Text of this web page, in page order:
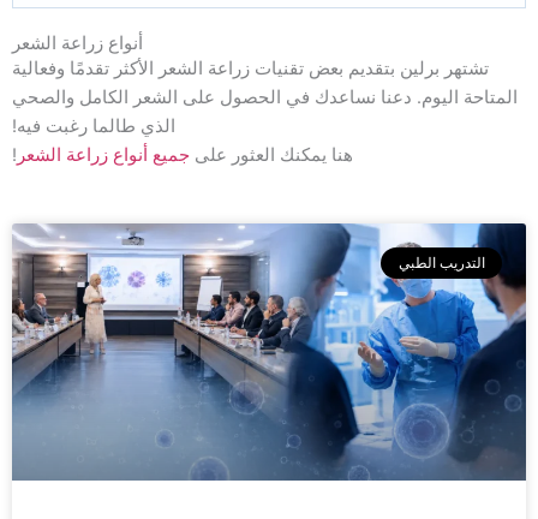
أنواع زراعة الشعر
تشتهر برلين بتقديم بعض تقنيات زراعة الشعر الأكثر تقدمًا وفعالية
المتاحة اليوم. دعنا نساعدك في الحصول على الشعر الكامل والصحي
الذي طالما رغبت فيه!
هنا يمكنك العثور على جميع أنواع زراعة الشعر !
التدريب الطبي